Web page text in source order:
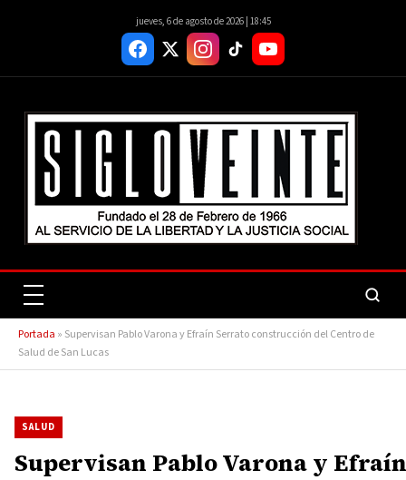
jueves, 6 de agosto de 2026 | 18:45
Portada » Supervisan Pablo Varona y Efraín Serrato construcción del Centro de
Salud de San Lucas
SALUD
Supervisan Pablo Varona y